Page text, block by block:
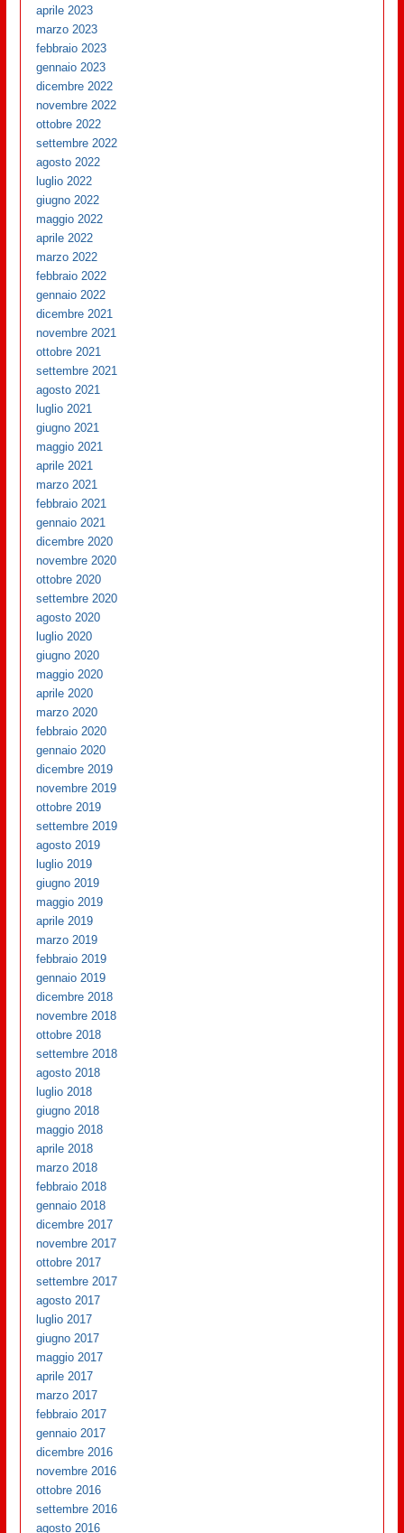
aprile 2023
marzo 2023
febbraio 2023
gennaio 2023
dicembre 2022
novembre 2022
ottobre 2022
settembre 2022
agosto 2022
luglio 2022
giugno 2022
maggio 2022
aprile 2022
marzo 2022
febbraio 2022
gennaio 2022
dicembre 2021
novembre 2021
ottobre 2021
settembre 2021
agosto 2021
luglio 2021
giugno 2021
maggio 2021
aprile 2021
marzo 2021
febbraio 2021
gennaio 2021
dicembre 2020
novembre 2020
ottobre 2020
settembre 2020
agosto 2020
luglio 2020
giugno 2020
maggio 2020
aprile 2020
marzo 2020
febbraio 2020
gennaio 2020
dicembre 2019
novembre 2019
ottobre 2019
settembre 2019
agosto 2019
luglio 2019
giugno 2019
maggio 2019
aprile 2019
marzo 2019
febbraio 2019
gennaio 2019
dicembre 2018
novembre 2018
ottobre 2018
settembre 2018
agosto 2018
luglio 2018
giugno 2018
maggio 2018
aprile 2018
marzo 2018
febbraio 2018
gennaio 2018
dicembre 2017
novembre 2017
ottobre 2017
settembre 2017
agosto 2017
luglio 2017
giugno 2017
maggio 2017
aprile 2017
marzo 2017
febbraio 2017
gennaio 2017
dicembre 2016
novembre 2016
ottobre 2016
settembre 2016
agosto 2016